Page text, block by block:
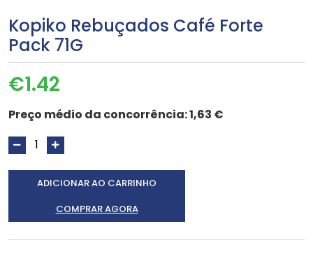
Kopiko Rebuçados Café Forte
Pack 71G
€1.42
Preço médio da concorrência:1,63 €
ADICIONAR AO CARRINHO
COMPRAR AGORA